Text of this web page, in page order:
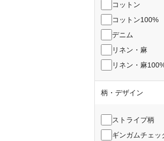
コットン
コットン100%
デニム
リネン・麻
リネン・麻
柄・デザイン
ストライプ柄
ギンガムチェッ